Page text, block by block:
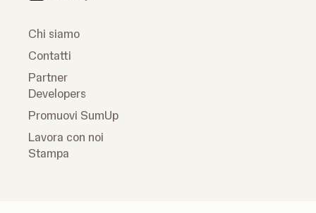
Chi siamo
Contatti
Partner
Developers
Promuovi SumUp
Lavora con noi
Stampa